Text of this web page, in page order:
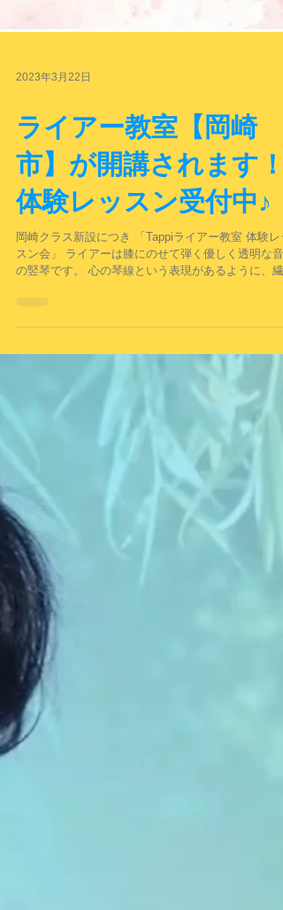
2023年3月22日
ライアー教室【岡崎
市】が開講されます！
体験レッスン受付中♪
岡崎クラス新設につき 「Tappiライアー教室 体験レッ
な音色は癒しの効果があるともいわれています。 日
われ知られるようになりましたが、まだ演奏する人
少ない楽器です。 癒しの楽器とよばれるライアーを
なたの手で奏でてみませんか？ ◆2023年4月12日
崎市民会館 リハーサル棟 リハーサル室控え室1号 愛
通常の個人レッスンをそのまま体験いただけます グ
ープレッスンをご希望の方も最初は個人での体験を
願いしております。 40分 / 2000円 ◆お申込方法◆
記のリンクアドレスにお進みいただき必要事項をご
力いただき送信してください。
https://ws.formzu.net/fgen/S33400530/ お気軽に